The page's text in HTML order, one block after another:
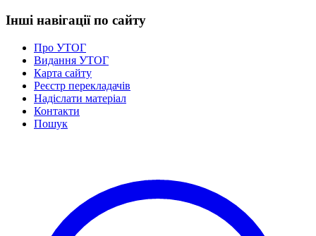
Інші навігації по сайту
Про УТОГ
Видання УТОГ
Карта сайту
Реєстр перекладачів
Надіслати матеріал
Контакти
Пошук